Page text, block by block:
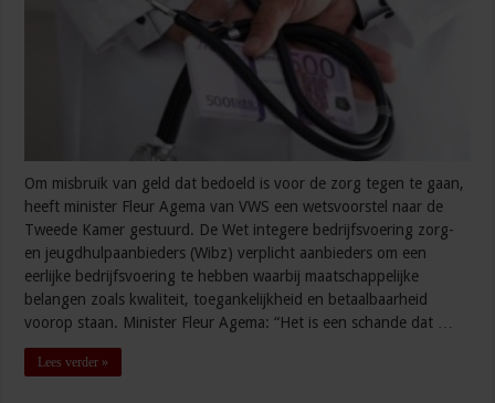
Om misbruik van geld dat bedoeld is voor de zorg tegen te gaan,
heeft minister Fleur Agema van VWS een wetsvoorstel naar de
Tweede Kamer gestuurd. De Wet integere bedrijfsvoering zorg-
en jeugdhulpaanbieders (Wibz) verplicht aanbieders om een
eerlijke bedrijfsvoering te hebben waarbij maatschappelijke
belangen zoals kwaliteit, toegankelijkheid en betaalbaarheid
voorop staan. Minister Fleur Agema: “Het is een schande dat …
Lees verder »